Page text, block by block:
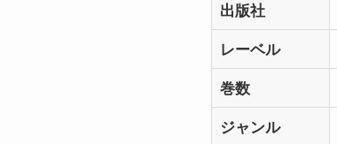
出版社
レーベル
巻数
ジャンル